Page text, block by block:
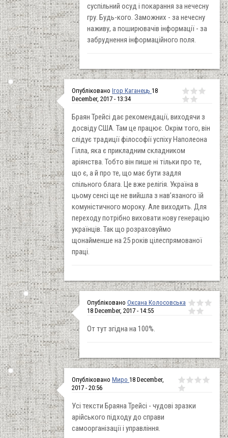
суспільний осуд і покарання за нечесну
гру. Будь-кого. Заможних - за нечесну
наживу, а поширювачів інформації - за
забруднення інформаційного поля.
Опубліковано Ігор Каганець 18
December, 2017 - 13:34
Браян Трейсі дає рекомендації, виходячи з
досвіду США. Там це працює. Окрім того, він
слідує традиції філософії успіху Наполеона
Гілла, яка є прикладним складником
аріянства. Тобто він пише ні тільки про те,
що є, а й про те, що має бути задля
спільного блага. Це вже релігія. Україна в
цьому сенсі ще не вийшла з нав’язаного їй
комуністичного мороку. Але виходить. Для
переходу потрібно виховати нову генерацію
українців. Так що розраховуймо
щонайменше на 25 років цілеспрямованої
праці.
Опубліковано Оксана Колосовська
18 December, 2017 - 14:55
От тут згідна на 100%.
Опубліковано Миро 18 December,
2017 - 20:56
Усі тексти Браяна Трейсі - чудові зразки
арійського підходу до справи
самоорганізації і управління.